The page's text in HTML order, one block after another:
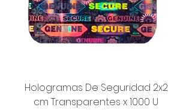
Hologramas De Seguridad 2x2
cm Transparentes x 1000 U